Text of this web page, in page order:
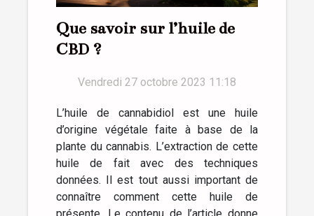
Que savoir sur l’huile de
CBD ?
Vendredi 27 octobre 2023 11:18
L’huile de cannabidiol est une huile
d’origine végétale faite à base de la
plante du cannabis. L’extraction de cette
huile de fait avec des techniques
données. Il est tout aussi important de
connaître comment cette huile de